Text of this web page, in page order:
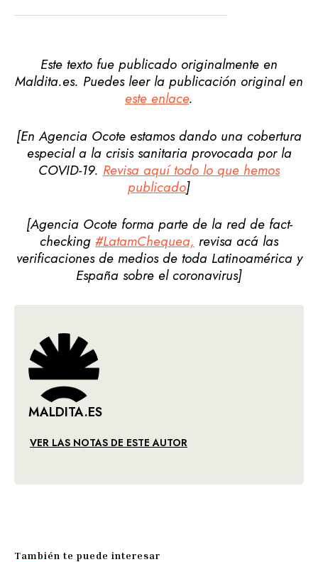
Este texto fue publicado originalmente en
Maldita.es. Puedes leer la publicación original en
este enlace.
[En Agencia Ocote estamos dando una cobertura
especial a la crisis sanitaria provocada por la
COVID-19. Revisa aquí todo lo que hemos
publicado]
[Agencia Ocote forma parte de la red de fact-
checking #LatamChequea, revisa acá las
verificaciones de medios de toda Latinoamérica y
España sobre el coronavirus]
MALDITA.ES
VER LAS NOTAS DE ESTE AUTOR
También te puede interesar